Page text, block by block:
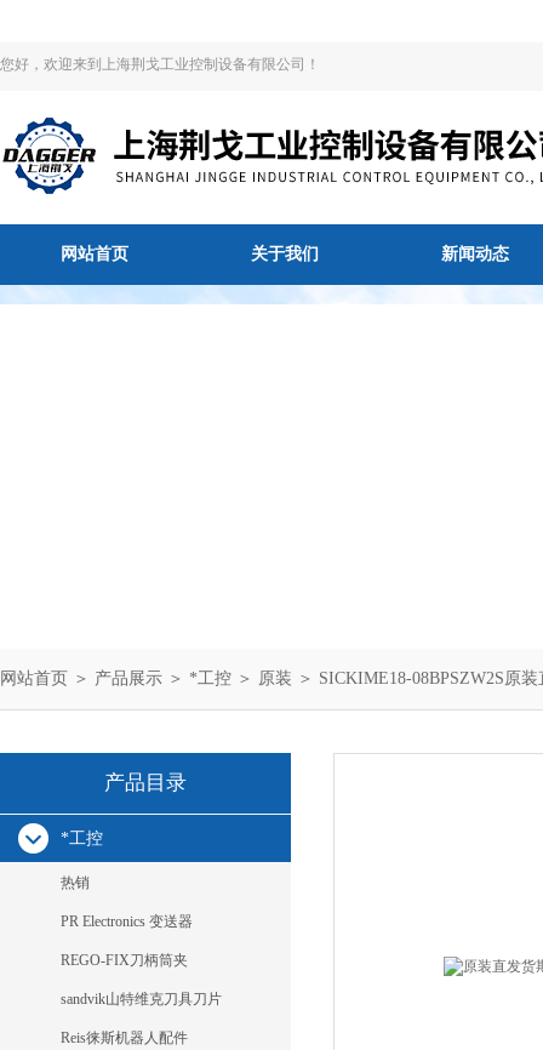
您好，欢迎来到上海荆戈工业控制设备有限公司！
网站首页 关于我们 新闻动态
网站首页 ＞ 产品展示 ＞ *工控 ＞ 原装 ＞ SICKIME18-08BPSZW2S原
产品目录
*工控
热销
PR Electronics 变送器
REGO-FIX刀柄筒夹
sandvik山特维克刀具刀片
Reis徕斯机器人配件